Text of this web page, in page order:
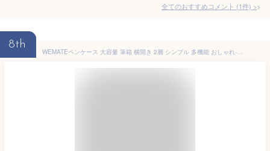
全てのおすすめコメント (1件) >
8th
WEMATEペンケース 大容量 筆箱 横開き 2層 シンプル 多機能 おしゃれ-ジッパー ペンホルダー付き 強力な分類と収納力 ガジェットポーチ 収納ポーチ 旅行 出張 女の子、男の子、大人、小学生、高校生、大学生用 ダークグレー